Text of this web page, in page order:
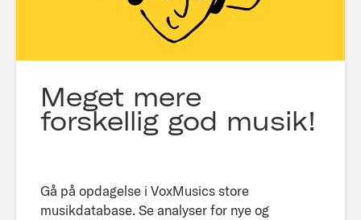
Meget mere
forskellig god musik!
Gå på opdagelse i VoxMusics store
musikdatabase. Se analyser for nye og